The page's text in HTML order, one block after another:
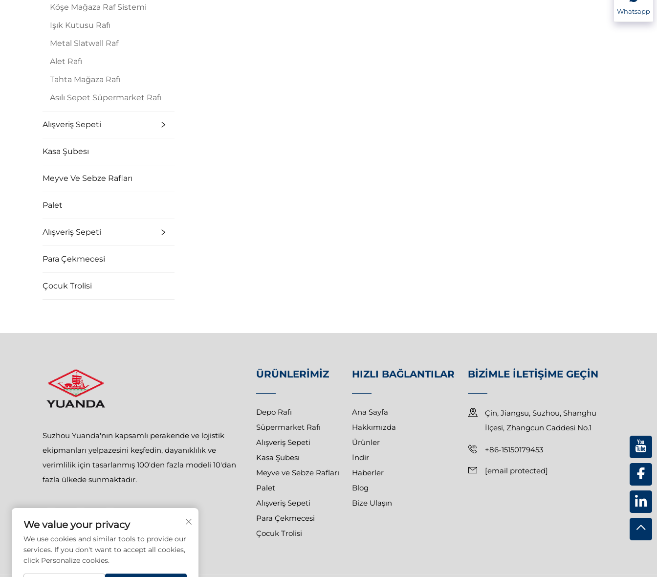
Köşe Mağaza Raf Sistemi
Işık Kutusu Rafı
Metal Slatwall Raf
Alet Rafı
Tahta Mağaza Rafı
Asılı Sepet Süpermarket Rafı
Alışveriş Sepeti
Kasa Şubesı
Meyve Ve Sebze Rafları
Palet
Alışveriş Sepeti
Para Çekmecesi
Çocuk Trolisi
Whatsapp
Suzhou Yuanda'nın kapsamlı perakende ve lojistik
ekipmanları yelpazesini keşfedin, dayanıklılık ve
verimlilik için tasarlanmış 100'den fazla modeli 10'dan
fazla ülkede sunmaktadır.
ÜRÜNLERIMIZ
Depo Rafı
Süpermarket Rafı
Alışveriş Sepeti
Kasa Şubesı
Meyve ve Sebze Rafları
Palet
Alışveriş Sepeti
Para Çekmecesi
Çocuk Trolisi
HIZLI BAĞLANTILAR
Ana Sayfa
Hakkımızda
Ürünler
İndir
Haberler
Blog
Bize Ulaşın
BIZIMLE İLETIŞIME GEÇIN
Çin, Jiangsu, Suzhou, Shanghu
İlçesi, Zhangcun Caddesi No.1
+86-15150179453
[email protected]
We value your privacy
We use cookies and similar tools to provide our
services. If you don't want to accept all cookies,
click Personalize cookies.